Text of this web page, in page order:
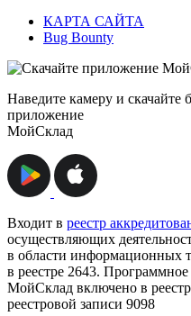
КАРТА САЙТА
Bug Bounty
Наведите камеру и скачайте
приложение
МойСклад
Входит в реестр
осуществляющих
в области информационных
в реестре 2643.
МойСклад включено в
реестровой записи 9098